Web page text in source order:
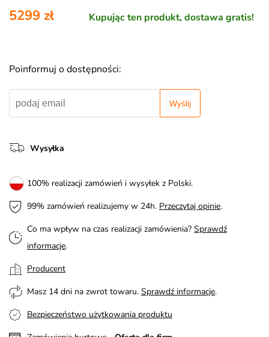
Kupując ten produkt, dostawa gratis!
5299 zł
Poinformuj o dostępności:
Wyślij
Wysyłka
100% realizacji zamówień i wysyłek z Polski.
99% zamówień realizujemy w 24h. Przeczytaj opinie.
Co ma wpływ na czas realizacji zamówienia? Sprawdź
informacje.
Producent
Masz 14 dni na zwrot towaru. Sprawdź informacje.
Bezpieczeństwo użytkowania produktu